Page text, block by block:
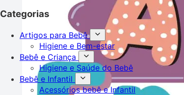
Categorias
Artigos para Bebê
Higiene e Bem-estar
Bebê e Criança
Higiene e Saúde do Bebê
Bebê e Infantil
Acessórios bebê e Infantil